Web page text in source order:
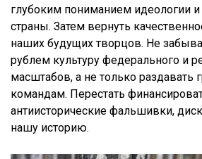
глубоким пониманием идеологии
страны. Затем вернуть
наших будущих творцов. Не
рублем культуру федерального и
масштабов, а не только раздавать
командам. Перестать
антиисторические фальшивки,
нашу историю.